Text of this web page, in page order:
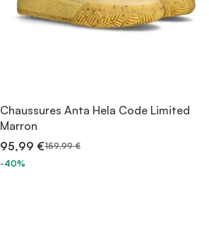
Chaussures Anta Hela Code Limited
Marron
95,99 €159,99 €
-40%